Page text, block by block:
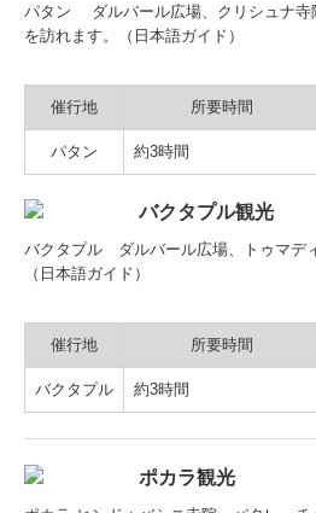
パタン ダルバール広場、クリシュナ寺
を訪れます。（日本語ガイド）
催行地 所要時間
パタン 約3時間
バクタプル観光
バクタプル ダルバール広場、トゥマデ
（日本語ガイド）
催行地 所要時間
バクタプル 約3時間
ポカラ観光